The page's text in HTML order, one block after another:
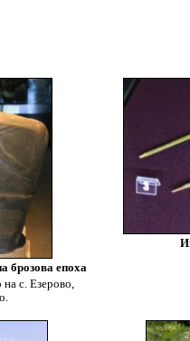
брозова епоха
с. Езерово,